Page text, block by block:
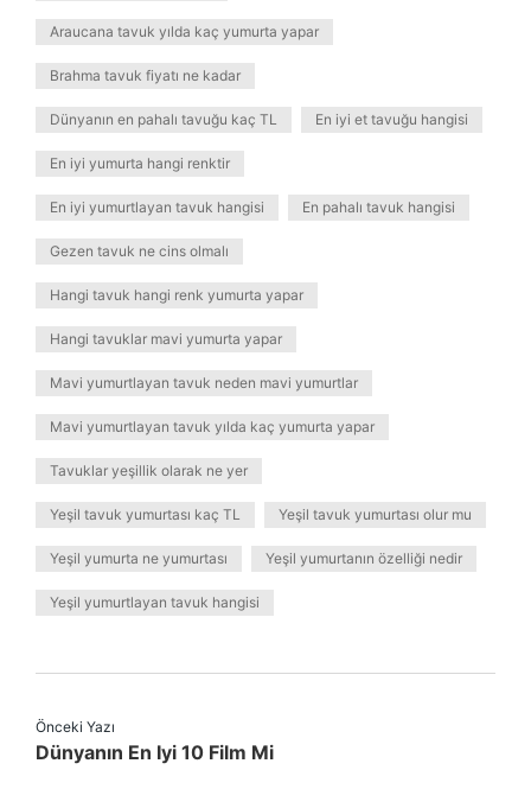
Araucana tavuk yılda kaç yumurta yapar
Brahma tavuk fiyatı ne kadar
Dünyanın en pahalı tavuğu kaç TL En iyi et tavuğu hangisi
En iyi yumurta hangi renktir
En iyi yumurtlayan tavuk hangisi En pahalı tavuk hangisi
Gezen tavuk ne cins olmalı
Hangi tavuk hangi renk yumurta yapar
Hangi tavuklar mavi yumurta yapar
Mavi yumurtlayan tavuk neden mavi yumurtlar
Mavi yumurtlayan tavuk yılda kaç yumurta yapar
Tavuklar yeşillik olarak ne yer
Yeşil tavuk yumurtası kaç TL Yeşil tavuk yumurtası olur mu
Yeşil yumurta ne yumurtası Yeşil yumurtanın özelliği nedir
Yeşil yumurtlayan tavuk hangisi
Önceki Yazı
Dünyanın En Iyi 10 Film Mi